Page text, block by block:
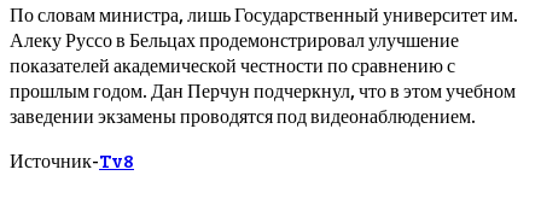
По словам министра, лишь Государственный университет им.
Алеку Руссо в Бельцах продемонстрировал улучшение
показателей академической честности по сравнению с
прошлым годом. Дан Перчун подчеркнул, что в этом учебном
заведении экзамены проводятся под видеонаблюдением.
Источник-Tv8